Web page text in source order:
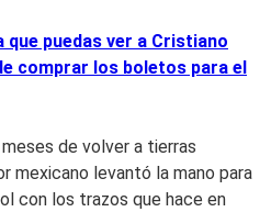
puedas ver a Cristiano
comprar los boletos para el
de volver a tierras
mexicano levantó la mano para
con los trazos que hace en